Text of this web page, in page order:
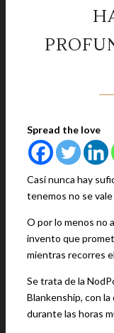
Spread the love
Casi nunca hay
tenemos no se
O por lo menos no
invento que
mientras recorres
Se trata de la
Blankenship, con
durante las horas